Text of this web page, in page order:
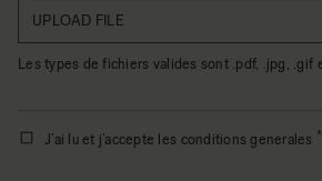
UPLOAD FILE
Les types de fichiers valides sont .pdf, .jpg, .gif
J’ai lu et j’accepte les conditions generales